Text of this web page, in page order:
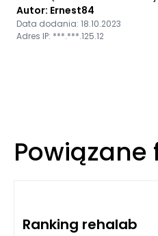
Autor: Ernest84
Data dodania: 18.10.2023
Adres IP: ***.***.125.12
Ranking rehalab